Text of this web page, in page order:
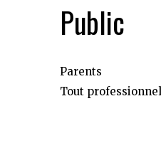
Public
Parents
Tout